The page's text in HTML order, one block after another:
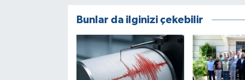
Bunlar da ilginizi çekebilir